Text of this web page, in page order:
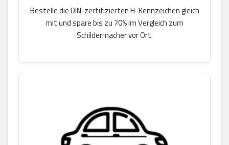
Bestelle die DIN-zertifizierten H-Kennzeichen gleich
mit und spare bis zu 70% im Vergleich zum
Schildermacher vor Ort.